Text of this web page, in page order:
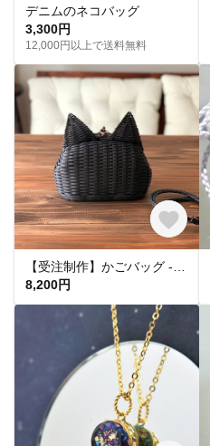
デニムのネコバッグ
3,300円
12,000円以上で送料無料
8,200円